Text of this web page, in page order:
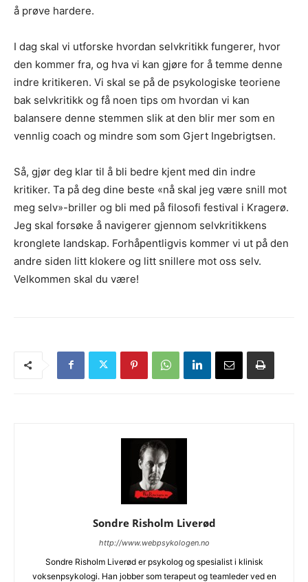
å prøve hardere.
I dag skal vi utforske hvordan selvkritikk fungerer, hvor
den kommer fra, og hva vi kan gjøre for å temme denne
indre kritikeren. Vi skal se på de psykologiske teoriene
bak selvkritikk og få noen tips om hvordan vi kan
balansere denne stemmen slik at den blir mer som en
vennlig coach og mindre som som Gjert Ingebrigtsen.
Så, gjør deg klar til å bli bedre kjent med din indre
kritiker. Ta på deg dine beste «nå skal jeg være snill mot
meg selv»-briller og bli med på filosofi festival i Kragerø.
Jeg skal forsøke å navigerer gjennom selvkritikkens
kronglete landskap. Forhåpentligvis kommer vi ut på den
andre siden litt klokere og litt snillere mot oss selv.
Velkommen skal du være!
Sondre Risholm Liverød
http://www.webpsykologen.no
Sondre Risholm Liverød er psykolog og spesialist i klinisk
voksenpsykologi. Han jobber som terapeut og teamleder ved en